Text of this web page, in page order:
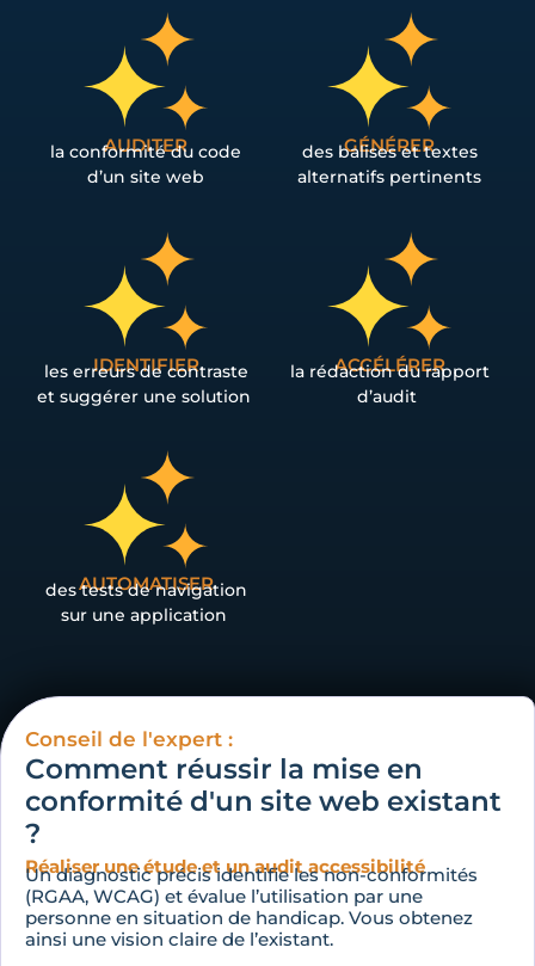
AUDITER
la conformité du code
d’un site web
GÉNÉRER
des balises et textes
alternatifs pertinents
IDENTIFIER
les erreurs de contraste
et suggérer une solution
ACCÉLÉRER
la rédaction du rapport
d’audit
AUTOMATISER
des tests de navigation
sur une application
Conseil de l'expert :
Comment réussir la mise en
conformité d'un site web existant
?
Réaliser une étude et un audit accessibilité
Un diagnostic précis identifie les non-conformités
(RGAA, WCAG) et évalue l’utilisation par une
personne en situation de handicap. Vous obtenez
ainsi une vision claire de l’existant.